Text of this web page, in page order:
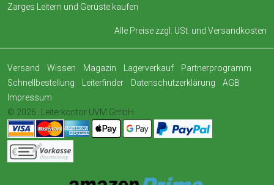
Zarges Leitern und Gerüste kaufen
Alle Preise zzgl. USt. und Versandkosten
Versand Wissen Magazin Lagerverkauf
Partnerprogramm
Schnellbestellung
Leiterfinder Datenschutzerklärung
AGB
Impressum
© 2026
Leiterkontor UVM GmbH